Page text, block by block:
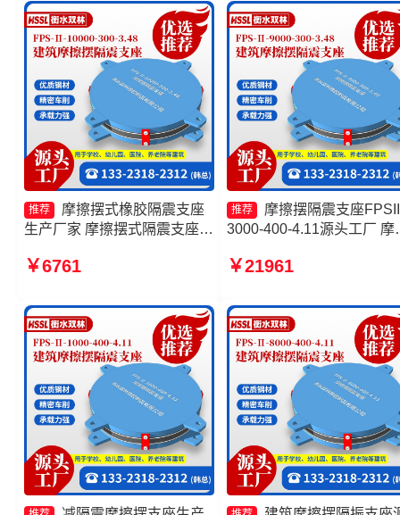
FPS-Ⅱ-8000-200源头工厂
家
推荐
摩擦摆式橡胶隔震支座
生产厂家 摩擦摆式隔震支座
工厂 摩擦摆隔震支座FPSII-
￥6761
推荐
摩擦摆隔震支座
3000-400-4.11源头工厂 摩
3.81厂家 摩擦摆隔震支座
家 摩擦摆式隔震支座源头
￥21961